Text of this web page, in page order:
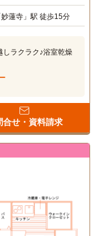
蓮寺」駅 徒歩15分
ラクラク♪浴室乾燥
合せ・資料請求